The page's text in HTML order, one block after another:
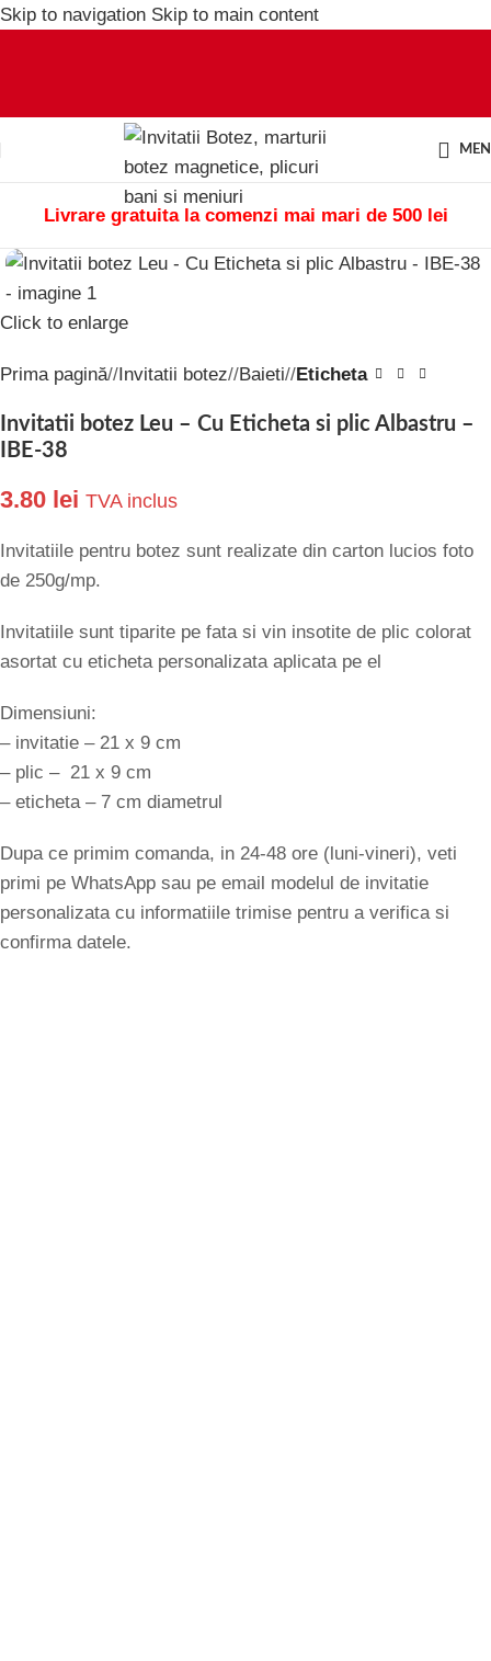
Skip to navigation Skip to main content
Livrare gratuita la comenzi mai mari de 500 lei
Click to enlarge
Prima pagină/ Invitatii botez/ Baieti/ Eticheta
Invitatii botez Leu – Cu Eticheta si plic Albastru –
IBE-38
3.80 lei TVA inclus
Invitatiile pentru botez sunt realizate din carton lucios foto
de 250g/mp.
Invitatiile sunt tiparite pe fata si vin insotite de plic colorat
asortat cu eticheta personalizata aplicata pe el
Dimensiuni:
– invitatie – 21 x 9 cm
– plic – 21 x 9 cm
– eticheta – 7 cm diametrul
Dupa ce primim comanda, in 24-48 ore (luni-vineri), veti
primi pe WhatsApp sau pe email modelul de invitatie
personalizata cu informatiile trimise pentru a verifica si
confirma datele.